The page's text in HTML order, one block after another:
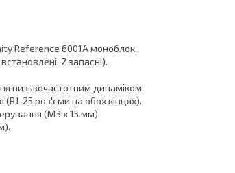
Reference 6001A моноблок.
2 запасні).
низькочастотним динаміком.
25 роз'єми на обох кінцях).
(M3 x 15 мм).